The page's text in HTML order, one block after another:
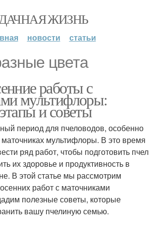
ЖИЗНЬ
новости статьи
цвета
работы с
мультифлоры:
и советы
период для пчеловодов, особенно
маточниках мультифлоры. В это время
ряд работ, чтобы подготовить пчел
их здоровье и продуктивность в
В этой статье мы рассмотрим
работ с маточниками
полезные советы, которые
вашу пчелиную семью.